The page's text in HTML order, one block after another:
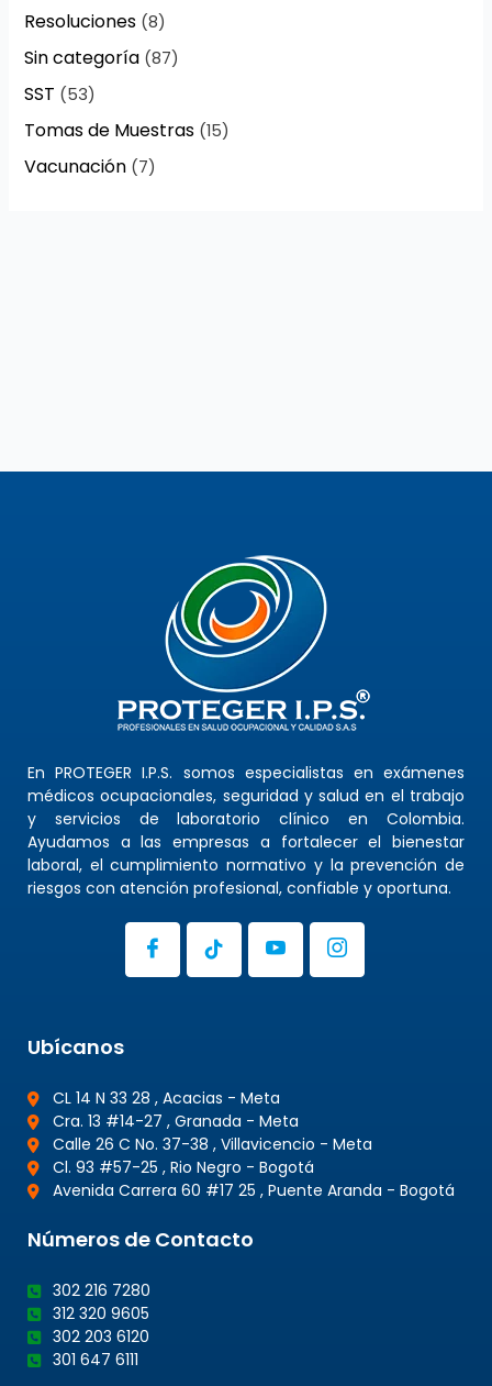
Resoluciones (8)
Sin categoría (87)
SST (53)
Tomas de Muestras (15)
Vacunación (7)
En PROTEGER I.P.S. somos especialistas en exámenes
médicos ocupacionales, seguridad y salud en el trabajo
y servicios de laboratorio clínico en Colombia.
Ayudamos a las empresas a fortalecer el bienestar
laboral, el cumplimiento normativo y la prevención de
riesgos con atención profesional, confiable y oportuna.
Ubícanos
CL 14 N 33 28 , Acacias - Meta
Cra. 13 #14-27 , Granada - Meta
Calle 26 C No. 37-38 , Villavicencio - Meta
Cl. 93 #57-25 , Rio Negro - Bogotá
Avenida Carrera 60 #17 25 , Puente Aranda - Bogotá
Números de Contacto
302 216 7280
312 320 9605
302 203 6120
301 647 6111